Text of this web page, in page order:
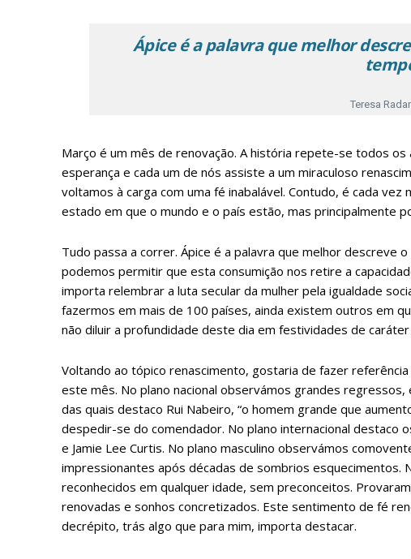
Ápice é a palavra que melhor
Teresa
Março é um mês de renovação. A história repete-se todos
esperança e cada um de nós assiste a um miraculoso
voltamos à carga com uma fé inabalável. Contudo, é cada
estado em que o mundo e o país estão, mas principalmente
Tudo passa a correr. Ápice é a palavra que melhor descreve
podemos permitir que esta consumição nos retire a
importa relembrar a luta secular da mulher pela igualdade
fazermos em mais de 100 países, ainda existem outros em
não diluir a profundidade deste dia em festividades de caráter
Voltando ao tópico renascimento, gostaria de fazer
este mês. No plano nacional observámos grandes
das quais destaco Rui Nabeiro, “o homem grande que
despedir-se do comendador. No plano internacional destaco
e Jamie Lee Curtis. No plano masculino observámos
impressionantes após décadas de sombrios esquecimentos.
reconhecidos em qualquer idade, sem preconceitos.
renovadas e sonhos concretizados. Este sentimento de fé
decrépito, trás algo que para mim, importa destacar.